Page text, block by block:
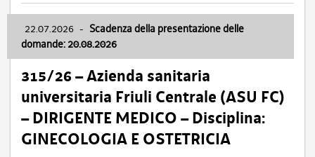
22.07.2026 - Scadenza della presentazione delle
domande: 20.08.2026
315/26 – Azienda sanitaria
universitaria Friuli Centrale (ASU FC)
– DIRIGENTE MEDICO – Disciplina:
GINECOLOGIA E OSTETRICIA